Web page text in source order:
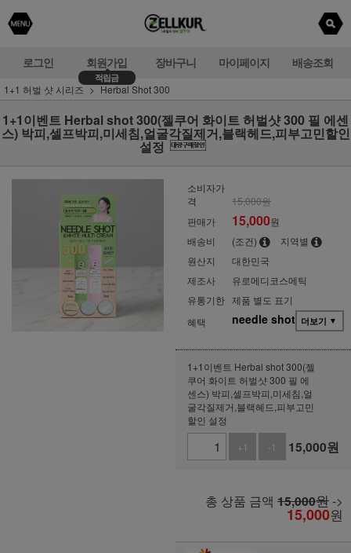
로그인 회원가입
적립금
장바구니 마이페이지 배송조회
1+1 허벌 샷 시리즈 Herbal Shot 300
1+1이벤트 Herbal shot 300(젤쿠어 화이트 허벌샷 300 필 에센
스) 박피,셀프박피,미세침,얼굴각질제거,블랙헤드,피부고민할인
설정
소비자가
격
15,000원
판매가
15,000원
배송비
(조건)
지역별
원산지
대한민국
제조사
유로메디코스메틱
유통기한 제품 별도 표기
혜택
needle shot 더보기 ▼
1+1이벤트 Herbal shot 300(젤
쿠어 화이트 허벌샷 300 필 에
센스) 박피,셀프박피,미세침,얼
굴각질제거,블랙헤드,피부고민
할인 설정
+1
-1 15,000원
총 상품 금액 15,000원->
15,000원